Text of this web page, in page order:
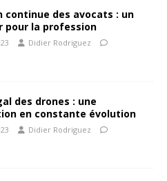
continue des avocats : un
pour la profession
Didier Rodriguez
des drones : une
en constante évolution
Didier Rodriguez